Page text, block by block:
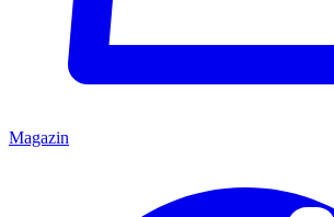
Magazin